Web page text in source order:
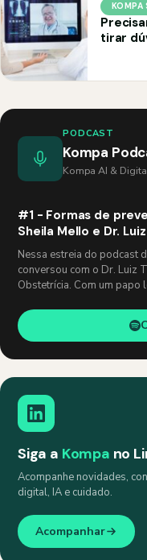
KOMPA
tirar
PODCAST
Kompa
Kompa AI &
#1 - Formas de
Sheila Mello e Dr.
Nessa estreia do podcast
conversou com o Dr. Luiz
Obstetrícia. Com um papo
Siga a Kompa no
Acompanhe novidades,
digital, IA e cuidado.
Acompanhar